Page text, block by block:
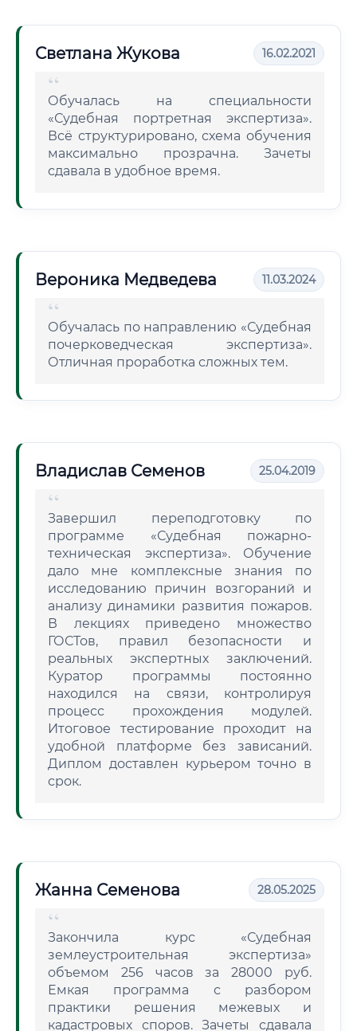
Светлана Жукова 16.02.2021
Обучалась на специальности
«Судебная портретная экспертиза».
Всё структурировано, схема обучения
максимально прозрачна. Зачеты
сдавала в удобное время.
Вероника Медведева 11.03.2024
Обучалась по направлению «Судебная
почерковедческая экспертиза».
Отличная проработка сложных тем.
Владислав Семенов 25.04.2019
Завершил переподготовку по
программе «Судебная пожарно-
техническая экспертиза». Обучение
дало мне комплексные знания по
исследованию причин возгораний и
анализу динамики развития пожаров.
В лекциях приведено множество
ГОСТов, правил безопасности и
реальных экспертных заключений.
Куратор программы постоянно
находился на связи, контролируя
процесс прохождения модулей.
Итоговое тестирование проходит на
удобной платформе без зависаний.
Диплом доставлен курьером точно в
срок.
Жанна Семенова 28.05.2025
Закончила курс «Судебная
землеустроительная экспертиза»
объемом 256 часов за 28000 руб.
Емкая программа с разбором
практики решения межевых и
кадастровых споров. Зачеты сдавала